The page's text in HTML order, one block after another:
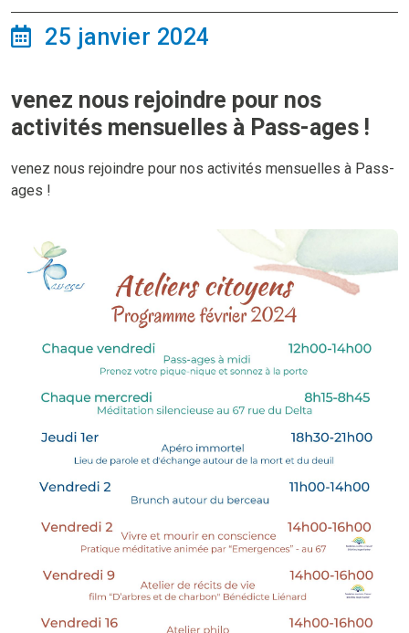
25 janvier 2024
venez nous rejoindre pour nos
activités mensuelles à Pass-ages !
venez nous rejoindre pour nos activités mensuelles à Pass-
ages !